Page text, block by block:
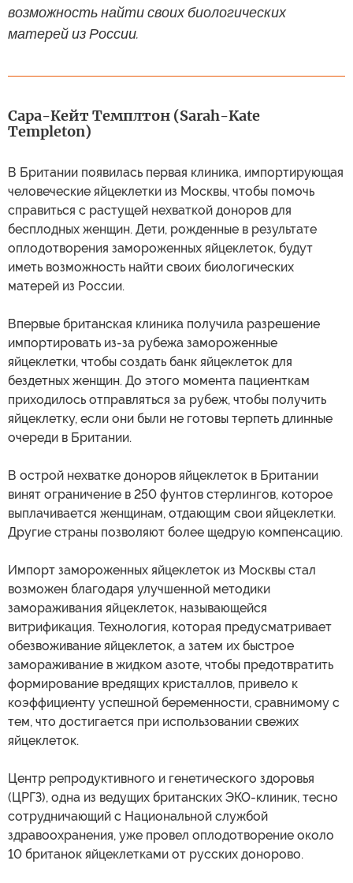
возможность найти своих биологических
матерей из России.
Сара-Кейт Темплтон (Sarah-Kate
Templeton)
В Британии появилась первая клиника, импортирующая
человеческие яйцеклетки из Москвы, чтобы помочь
справиться с растущей нехваткой доноров для
бесплодных женщин. Дети, рожденные в результате
оплодотворения замороженных яйцеклеток, будут
иметь возможность найти своих биологических
матерей из России.
Впервые британская клиника получила разрешение
импортировать из-за рубежа замороженные
яйцеклетки, чтобы создать банк яйцеклеток для
бездетных женщин. До этого момента пациенткам
приходилось отправляться за рубеж, чтобы получить
яйцеклетку, если они были не готовы терпеть длинные
очереди в Британии.
В острой нехватке доноров яйцеклеток в Британии
винят ограничение в 250 фунтов стерлингов, которое
выплачивается женщинам, отдающим свои яйцеклетки.
Другие страны позволяют более щедрую компенсацию.
Импорт замороженных яйцеклеток из Москвы стал
возможен благодаря улучшенной методики
замораживания яйцеклеток, называющейся
витрификация. Технология, которая предусматривает
обезвоживание яйцеклеток, а затем их быстрое
замораживание в жидком азоте, чтобы предотвратить
формирование вредящих кристаллов, привело к
коэффициенту успешной беременности, сравнимому с
тем, что достигается при использовании свежих
яйцеклеток.
Центр репродуктивного и генетического здоровья
(ЦРГЗ), одна из ведущих британских ЭКО-клиник, тесно
сотрудничающий с Национальной службой
здравоохранения, уже провел оплодотворение около
10 британок яйцеклетками от русских донорово.